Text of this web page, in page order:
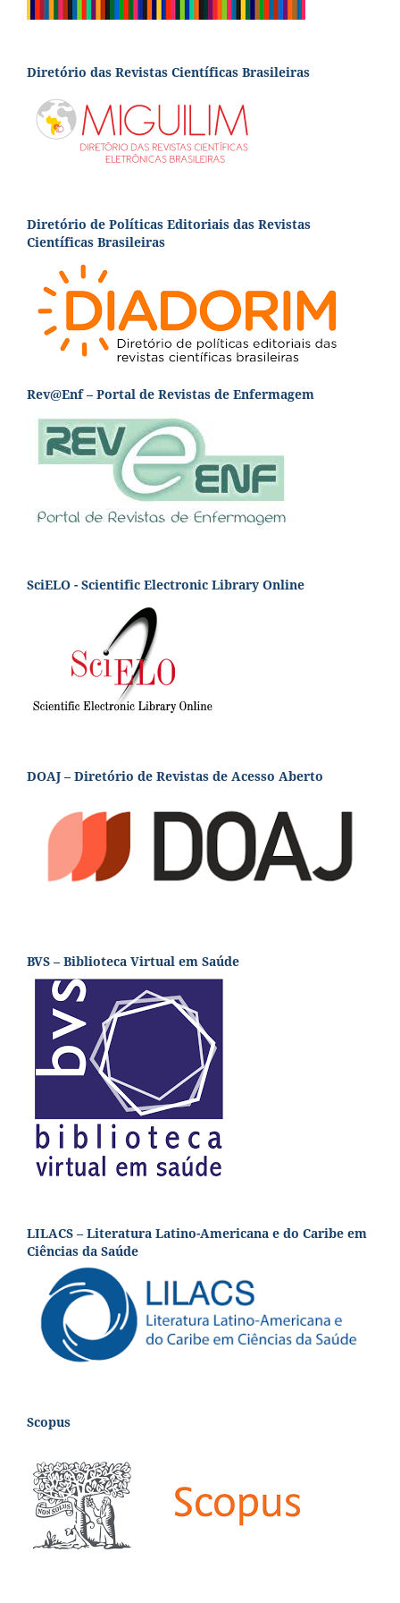
Diretório das Revistas Científicas Brasileiras
Diretório de Políticas Editoriais das Revistas
Científicas Brasileiras
Rev@Enf – Portal de Revistas de Enfermagem
SciELO - Scientific Electronic Library Online
DOAJ – Diretório de Revistas de Acesso Aberto
BVS – Biblioteca Virtual em Saúde
LILACS – Literatura Latino-Americana e do Caribe em
Ciências da Saúde
Scopus